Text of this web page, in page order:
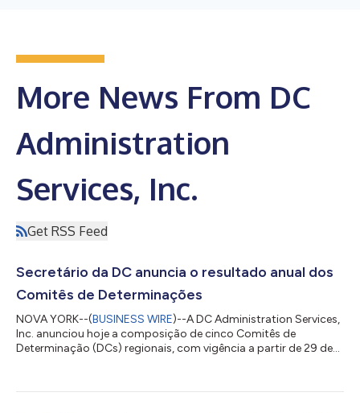
More News From DC
Administration
Services, Inc.
Get RSS Feed
Secretário da DC anuncia o resultado anual dos
Comitês de Determinações
NOVA YORK--(BUSINESS WIRE)--A DC Administration Services,
Inc. anunciou hoje a composição de cinco Comitês de
Determinação (DCs) regionais, com vigência a partir de 29 de
intermediários financeiros (para todas as regiões): Bank of